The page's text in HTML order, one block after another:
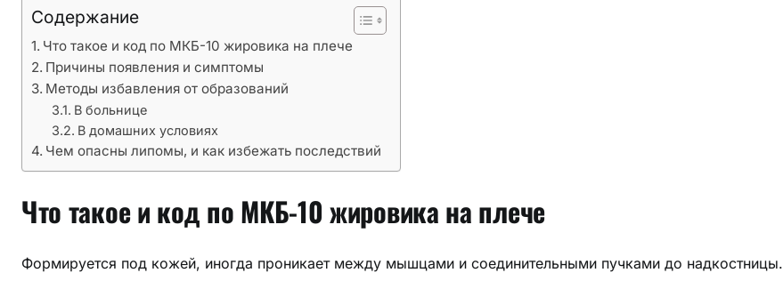
л
о
и
Содержание
Что такое и код по МКБ-10 жировика на плече
Причины появления и симптомы
Методы избавления от образований
В больнице
В домашних условиях
Чем опасны липомы, и как избежать последствий
Что такое и код по МКБ-10 жировика на плече
Формируется под кожей, иногда проникает между мышцами и соединительными пучками до надкостницы.